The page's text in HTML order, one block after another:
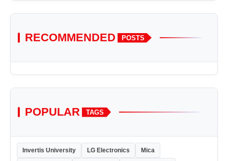
RECOMMENDED POSTS
POPULAR TAGS
Invertis University LG Electronics Mica